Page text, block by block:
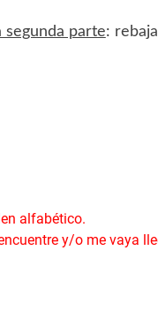
segunda parte:
alfabético.
y/o me vaya